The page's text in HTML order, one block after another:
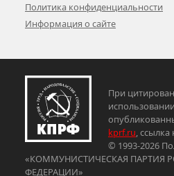
Политика конфиденциальности
Информация о сайте
При
kprf.ru, ссылка
© 1993-2026
«КОММУНИСТИЧЕСКАЯ ПАРТИЯ
ФЕДЕРАЦИИ»